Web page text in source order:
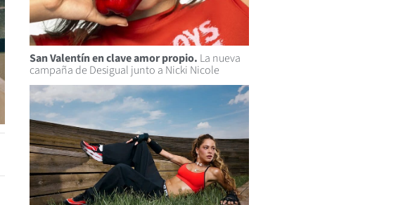
San Valentín en clave amor propio. La nueva
campaña de Desigual junto a Nicki Nicole